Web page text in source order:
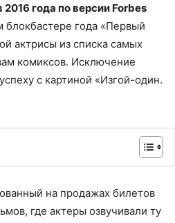
года по версии Forbes
года «Первый
актрисы из списка самых
комиксов. Исключение
с картиной «Изгой-один.
на продажах билетов
где актеры озвучивали ту